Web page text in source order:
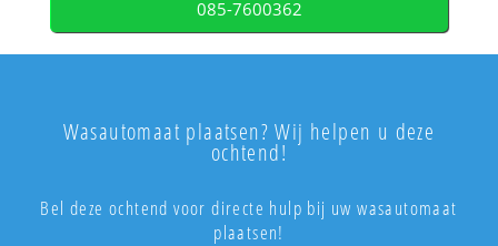
085-7600362
Wasautomaat plaatsen? Wij helpen u deze
ochtend!
Bel deze ochtend voor directe hulp bij uw wasautomaat
plaatsen!